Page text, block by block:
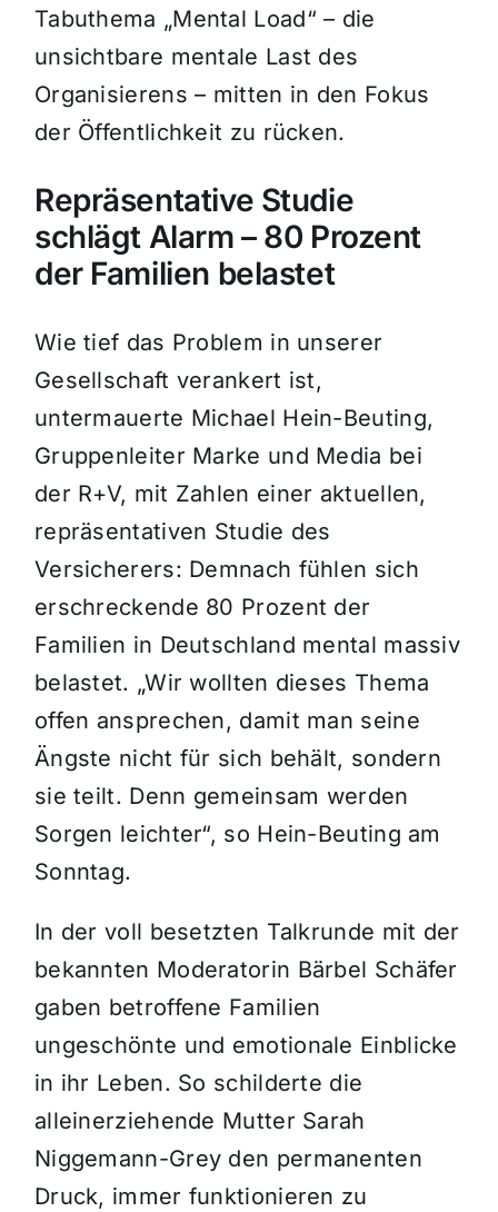
Tabuthema „Mental Load“ – die
unsichtbare mentale Last des
Organisierens – mitten in den Fokus
der Öffentlichkeit zu rücken.
Repräsentative Studie
schlägt Alarm – 80 Prozent
der Familien belastet
Wie tief das Problem in unserer
Gesellschaft verankert ist,
untermauerte Michael Hein-Beuting,
Gruppenleiter Marke und Media bei
der R+V, mit Zahlen einer aktuellen,
repräsentativen Studie des
Versicherers: Demnach fühlen sich
erschreckende 80 Prozent der
Familien in Deutschland mental massiv
belastet. „Wir wollten dieses Thema
offen ansprechen, damit man seine
Ängste nicht für sich behält, sondern
sie teilt. Denn gemeinsam werden
Sorgen leichter“, so Hein-Beuting am
Sonntag.
In der voll besetzten Talkrunde mit der
bekannten Moderatorin Bärbel Schäfer
gaben betroffene Familien
ungeschönte und emotionale Einblicke
in ihr Leben. So schilderte die
alleinerziehende Mutter Sarah
Niggemann-Grey den permanenten
Druck, immer funktionieren zu